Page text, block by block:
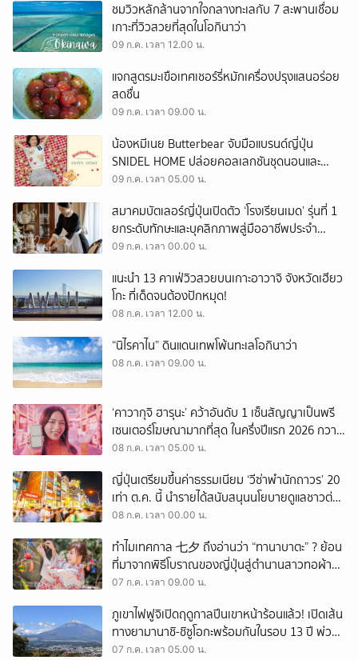
ชมวิวหลักล้านจากใจกลางทะเลกับ 7 สะพานเชื่อม
เกาะที่วิวสวยที่สุดในโอกินาว่า
09 ก.ค. เวลา 12.00 น.
แจกสูตรมะเขือเทศเชอร์รี่หมักเครื่องปรุงแสนอร่อย
สดชื่น
09 ก.ค. เวลา 09.00 น.
น้องหมีเนย Butterbear จับมือแบรนด์ญี่ปุ่น
SNIDEL HOME ปล่อยคอลเลกชันชุดนอนและ
รูมแวร์สุดนุ่มฟูที่มัมหมีต้องมี!
09 ก.ค. เวลา 05.00 น.
สมาคมบัตเลอร์ญี่ปุ่นเปิดตัว ‘โรงเรียนเมด’ รุ่นที่ 1
ยกระดับทักษะและบุคลิกภาพสู่มืออาชีพประจำ
คฤหาสน์หรู
09 ก.ค. เวลา 00.00 น.
แนะนำ 13 คาเฟ่วิวสวยบนเกาะอาวาจิ จังหวัดเฮียว
โกะ ที่เด็ดจนต้องปักหมุด!
08 ก.ค. เวลา 12.00 น.
“นิไรคาไน” ดินแดนเทพโพ้นทะเลโอกินาว่า
08 ก.ค. เวลา 09.00 น.
‘คาวากุจิ ฮารุนะ’ คว้าอันดับ 1 เซ็นสัญญาเป็นพรี
เซนเตอร์โฆษณามากที่สุด ในครึ่งปีแรก 2026 กวาด
ไป 17 แบรนด์!
08 ก.ค. เวลา 05.00 น.
ญี่ปุ่นเตรียมขึ้นค่าธรรมเนียม ‘วีซ่าพำนักถาวร’ 20
เท่า ต.ค. นี้ นำรายได้สนับสนุนนโยบายดูแลชาวต่าง
ชาติ
08 ก.ค. เวลา 00.00 น.
ทำไมเทศกาล 七夕 ถึงอ่านว่า “ทานาบาตะ” ? ย้อน
ที่มาจากพิธีโบราณของญี่ปุ่นสู่ตำนานสาวทอผ้า
จากจีน
07 ก.ค. เวลา 09.00 น.
ภูเขาไฟฟูจิเปิดฤดูกาลปีนเขาหน้าร้อนแล้ว! เปิดเส้น
ทางยามานาชิ-ชิซูโอกะพร้อมกันในรอบ 13 ปี พ่วง
มาตรการใหม่ ตู้จ่ายเงินอัตโนมัติเพิ่มความสะดวก
07 ก.ค. เวลา 05.00 น.